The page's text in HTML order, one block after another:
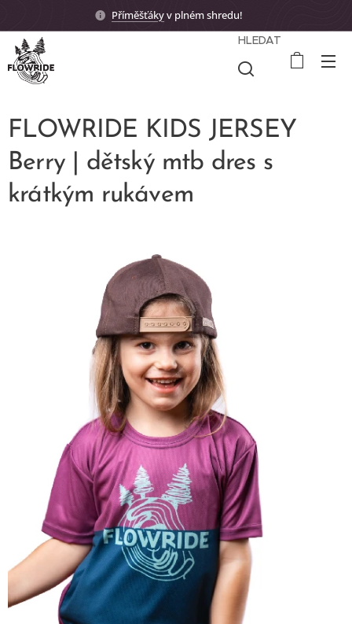
Příměšťákyv plném shredu! 🤟🏼
HLEDAT
FLOWRIDE KIDS JERSEY
Berry | dětský mtb dres s
krátkým rukávem